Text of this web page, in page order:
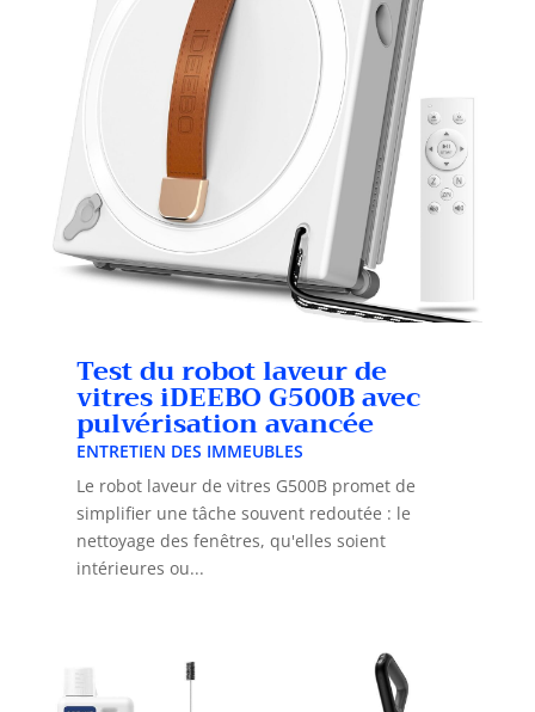
Test du robot laveur de
vitres iDEEBO G500B avec
pulvérisation avancée
ENTRETIEN DES IMMEUBLES
Le robot laveur de vitres G500B promet de
simplifier une tâche souvent redoutée : le
nettoyage des fenêtres, qu'elles soient
intérieures ou...